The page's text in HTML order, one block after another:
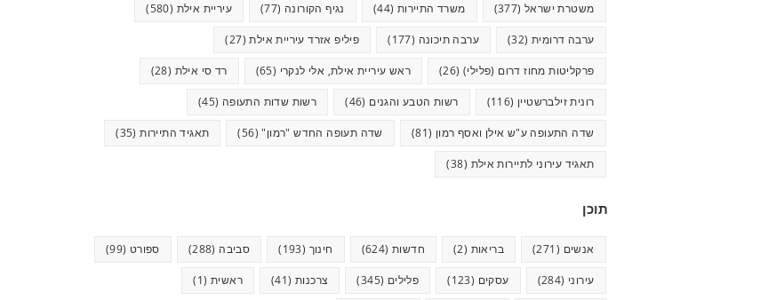
משטרת ישראל(377) משרד התיירות (44) נגיף הקורונה (77) עיריית אילת (580)
ערבה דרומית(32) ערבה תיכונה (177) פיליפ אזרד עיריית אילת(27)
פרקליטות מחוז דרום (פלילי)(26) ראש עיריית אילת, אלי לנקרי (65) רד סי אילת (28)
רונית זילברשטיין (116) רשות הטבע והגנים (46) רשות שדות התעופה (45)
שדה התעופה ע"ש אילן ואסף רמון (81) שדה תעופה החדש "רמון"(56) תאגיד התיירות(35)
תאגיד עירוני לתיירות אילת (38)
תוכן
אנשים (271) בריאות (2) חדשות(624) חינוך (193) סביבה (288) ספורט (99)
עירוני (284) עסקים (123) פלילים (345) צרכנות(41) ראשית (1)